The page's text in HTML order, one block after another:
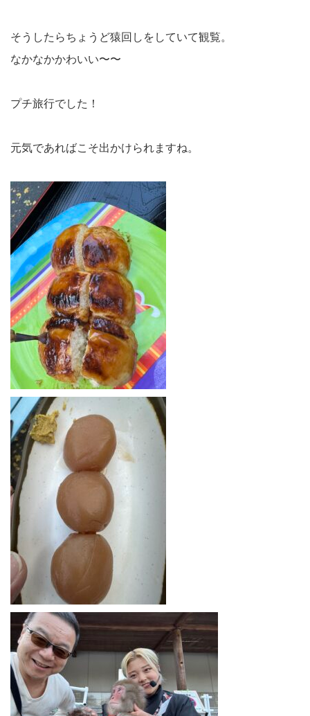
そうしたらちょうど猿回しをしていて観覧。
なかなかかわいい〜〜
プチ旅行でした！
元気であればこそ出かけられますね。